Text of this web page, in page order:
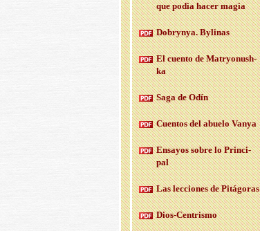
que podia hacer magia
Do­bryn­ya. By­li­nas
El cuen­to de Ma­tr­yo­nush­
ka
Saga de Odín
Cuen­tos del abue­lo Vanya
En­sa­yos sobre lo Prin­ci­
pal
Las lec­cio­nes de Pi­tá­go­ras
Dios-Cen­tris­mo